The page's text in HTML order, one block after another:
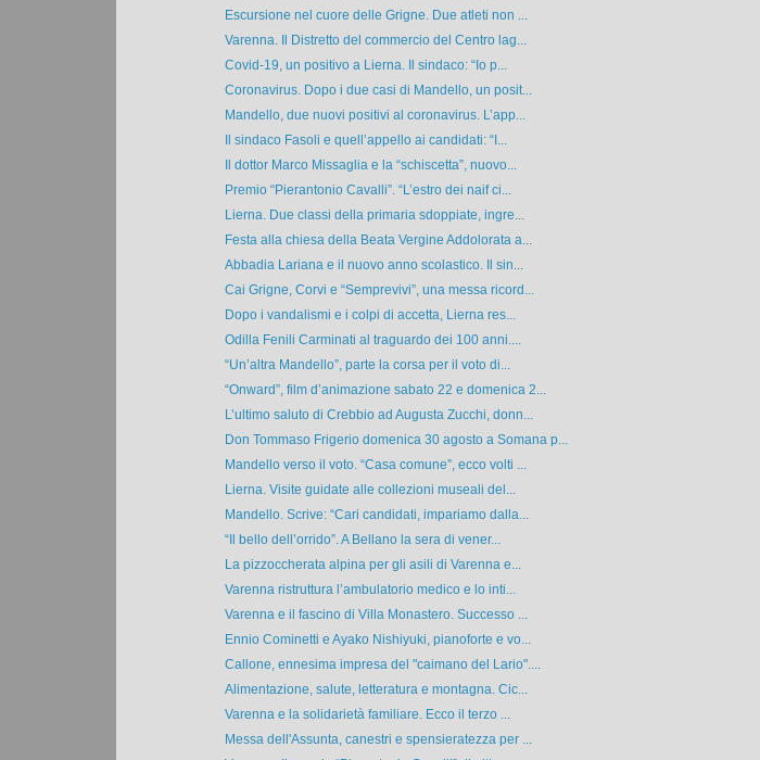
Escursione nel cuore delle Grigne. Due atleti non ...
Varenna. Il Distretto del commercio del Centro lag...
Covid-19, un positivo a Lierna. Il sindaco: “Io p...
Coronavirus. Dopo i due casi di Mandello, un posit...
Mandello, due nuovi positivi al coronavirus. L’app...
Il sindaco Fasoli e quell’appello ai candidati: “I...
Il dottor Marco Missaglia e la “schiscetta”, nuovo...
Premio “Pierantonio Cavalli”. “L’estro dei naif ci...
Lierna. Due classi della primaria sdoppiate, ingre...
Festa alla chiesa della Beata Vergine Addolorata a...
Abbadia Lariana e il nuovo anno scolastico. Il sin...
Cai Grigne, Corvi e “Semprevivi”, una messa ricord...
Dopo i vandalismi e i colpi di accetta, Lierna res...
Odilla Fenili Carminati al traguardo dei 100 anni....
“Un’altra Mandello”, parte la corsa per il voto di...
“Onward”, film d’animazione sabato 22 e domenica 2...
L’ultimo saluto di Crebbio ad Augusta Zucchi, donn...
Don Tommaso Frigerio domenica 30 agosto a Somana p...
Mandello verso il voto. “Casa comune”, ecco volti ...
Lierna. Visite guidate alle collezioni museali del...
Mandello. Scrive: “Cari candidati, impariamo dalla...
“Il bello dell’orrido”. A Bellano la sera di vener...
La pizzoccherata alpina per gli asili di Varenna e...
Varenna ristruttura l’ambulatorio medico e lo inti...
Varenna e il fascino di Villa Monastero. Successo ...
Ennio Cominetti e Ayako Nishiyuki, pianoforte e vo...
Callone, ennesima impresa del "caimano del Lario"....
Alimentazione, salute, letteratura e montagna. Cic...
Varenna e la solidarietà familiare. Ecco il terzo ...
Messa dell'Assunta, canestri e spensieratezza per ...